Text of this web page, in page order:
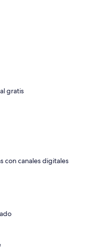
gratis
con canales digitales